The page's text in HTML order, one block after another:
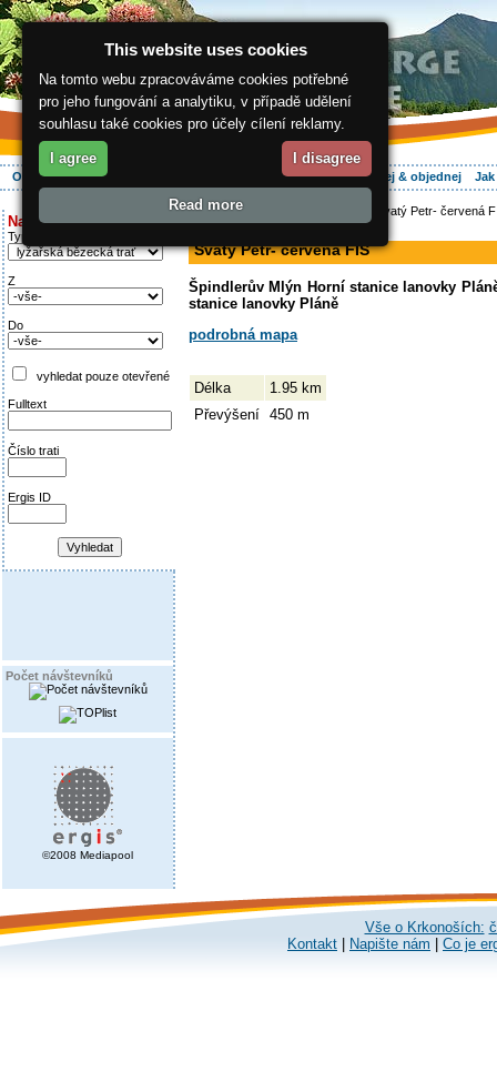
O regionu Aktivně Ubytování Hledej & objednej
Najděte si:
Typ trati
Z
Do
vyhledat pouze otevřené
Fulltext
Číslo trati
Ergis ID
Počet návštevníků
©2008 Mediapool
ergis.cz> > Svatý Petr- červená
Svatý Petr- červená FIS
Špindlerův Mlýn Horní stanice lanovky
stanice lanovky Pláně
podrobná mapa
Délka
1.95 km
Převýšení 450 m
Vše o Krkonoších:
Kontakt
Napište nám Co je
This website uses cookies
Na tomto webu zpracováváme cookies potřebné
pro jeho fungování a analytiku, v případě udělení
souhlasu také cookies pro účely cílení reklamy.
I agree I disagree
Read more